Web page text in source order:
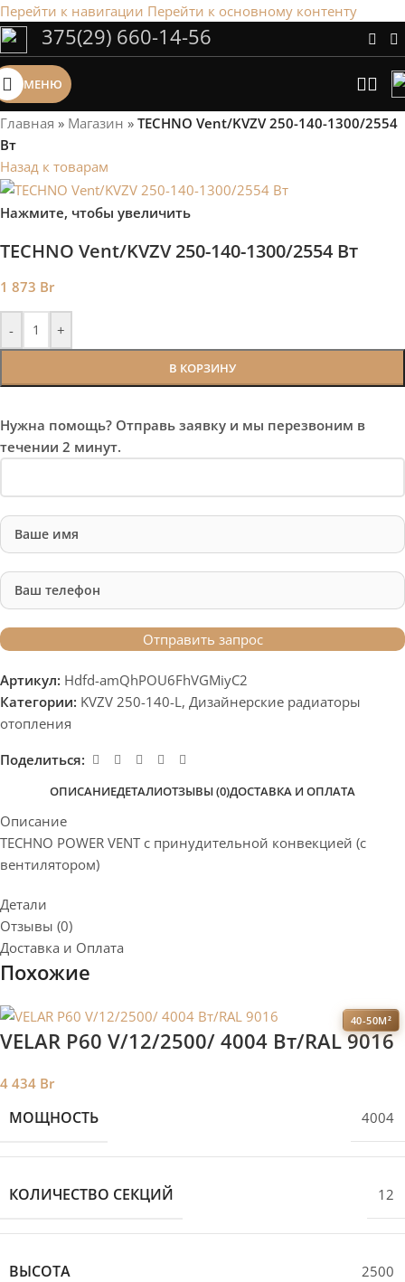
Перейти к навигации Перейти к основному контенту
Сэкономим Ваше время на подбор
Рассчитаем мощность | Предложим от 3х вариантов | В
наличии и под заказ
Скидки от 5%
375(29) 660-14-56
МЕНЮ
Главная » Магазин » TECHNO Vent/KVZV 250-140-1300/2554
Вт
Назад к товарам
Нажмите, чтобы увеличить
TECHNO Vent/KVZV 250-140-1300/2554 Вт
1 873 Br
- +
В КОРЗИНУ
Нужна помощь? Отправь заявку и мы перезвоним в
течении 2 минут.
Артикул: Hdfd-amQhPOU6FhVGMiyC2
Категории: KVZV 250-140-L , Дизайнерские радиаторы
отопления
Поделиться:
ОПИСАНИЕДЕТАЛИОТЗЫВЫ (0)ДОСТАВКА И ОПЛАТА
Описание
TECHNO POWER VENT с принудительной конвекцией (c
вентилятором)
Детали
Отзывы (0)
Доставка и Оплата
Похожие
40-50М²
VELAR P60 V/12/2500/ 4004 Bт/RAL 9016
4 434 Br
МОЩНОСТЬ 4004
КОЛИЧЕСТВО СЕКЦИЙ 12
ВЫСОТА 2500